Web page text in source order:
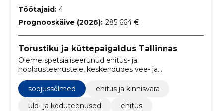
Töötajaid: 4
Prognooskäive (2026): 285 664 €
Torustiku ja küttepaigaldus Tallinnas
Oleme spetsialiseerunud ehitus- ja
hooldusteenustele, keskendudes vee- ja
kanalisatsioonisüsteemidele, tuletõrjevee ja
küttesüsteemide lahendustele.
soojussõlmed
ehitus ja kinnisvara
üld- ja koduteenused
ehitus